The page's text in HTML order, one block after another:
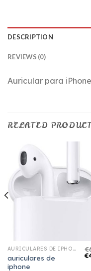
DESCRIPTION
REVIEWS (0)
Auricular para
RELATED
AURICULARES DE IPHONE
auriculares de
iphone
€
€